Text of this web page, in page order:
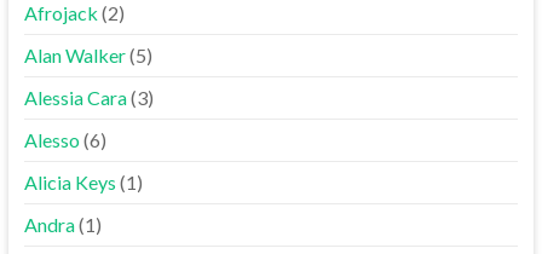
Afrojack (2)
Alan Walker(5)
Alessia Cara(3)
Alesso(6)
Alicia Keys (1)
Andra(1)